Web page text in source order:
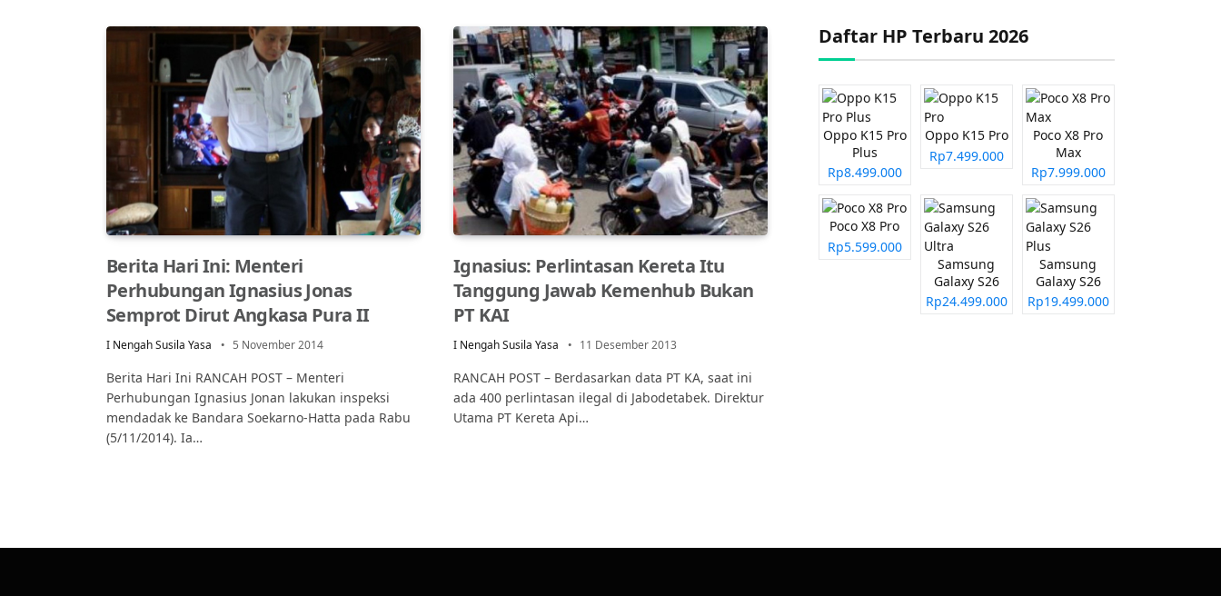
Berita Hari Ini: Menteri
Perhubungan Ignasius Jonas
Semprot Dirut Angkasa Pura II
I Nengah Susila Yasa 5 November 2014
Berita Hari Ini RANCAH POST – Menteri
Perhubungan Ignasius Jonan lakukan inspeksi
mendadak ke Bandara Soekarno-Hatta pada Rabu
(5/11/2014). Ia…
Ignasius: Perlintasan Kereta Itu
Tanggung Jawab Kemenhub Bukan
PT KAI
I Nengah Susila Yasa 11 Desember 2013
RANCAH POST – Berdasarkan data PT KA, saat ini
ada 400 perlintasan ilegal di Jabodetabek. Direktur
Utama PT Kereta Api…
Daftar HP Terbaru 2026
Oppo K15 Pro
Plus
Rp8.499.000
Oppo K15 Pro
Rp7.499.000
Poco X8 Pro
Max
Rp7.999.000
Poco X8 Pro
Rp5.599.000
Samsung
Galaxy S26
Ultra
Rp24.499.000
Samsung
Galaxy S26
Plus
Rp19.499.000